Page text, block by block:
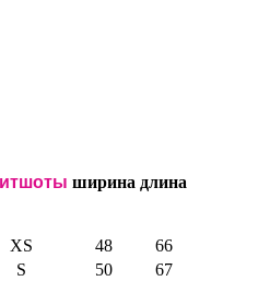
ширина длина
XS 48
66
S
50
67